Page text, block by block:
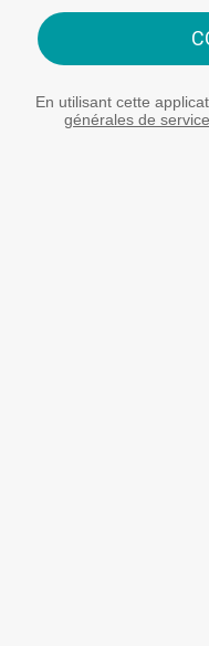
En utilisant cette
générales de service